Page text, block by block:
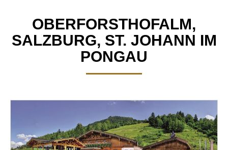
OBERFORSTHOFALM,
SALZBURG, ST. JOHANN IM
PONGAU